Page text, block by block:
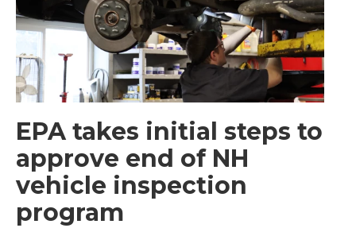
EPA takes initial steps to
approve end of NH
vehicle inspection
program